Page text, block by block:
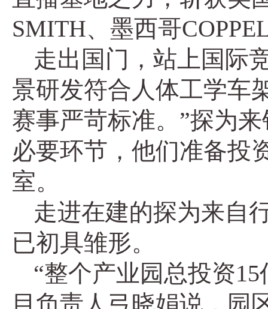
SMITH、墨西哥
走出国门，站上国际
景研发符合人体工学车
赛事严苛标准。”探为
必要环节，他们准备投
室。
走进在建的探为来自
已初具雏形。
“整个产业园总投资